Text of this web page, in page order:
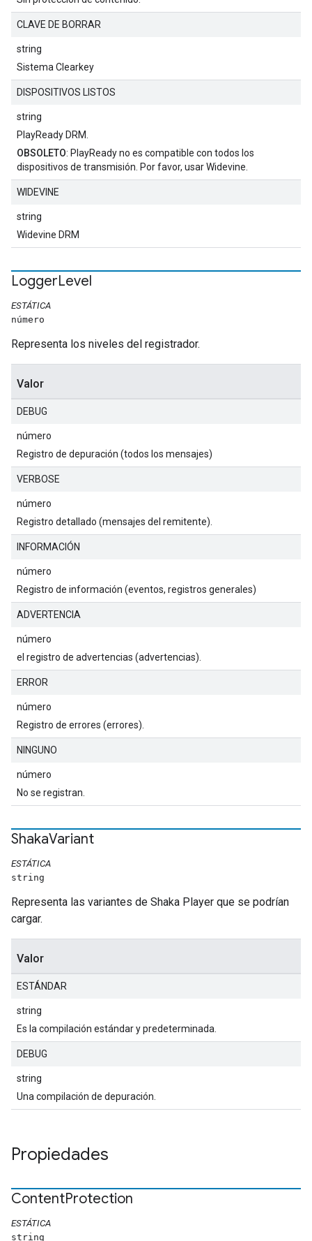
CLAVE DE BORRAR
string
Sistema Clearkey
DISPOSITIVOS LISTOS
string
PlayReady DRM.
OBSOLETO: PlayReady no es compatible con todos los
dispositivos de transmisión. Por favor, usar Widevine.
WIDEVINE
string
Widevine DRM
LoggerLevel
ESTÁTICA
número
Representa los niveles del registrador.
Valor
DEBUG
número
Registro de depuración (todos los mensajes)
VERBOSE
número
Registro detallado (mensajes del remitente).
INFORMACIÓN
número
Registro de información (eventos, registros generales)
ADVERTENCIA
número
el registro de advertencias (advertencias).
ERROR
número
Registro de errores (errores).
NINGUNO
número
No se registran.
ShakaVariant
ESTÁTICA
string
Representa las variantes de Shaka Player que se podrían
cargar.
Valor
ESTÁNDAR
string
Es la compilación estándar y predeterminada.
DEBUG
string
Una compilación de depuración.
Propiedades
ContentProtection
ESTÁTICA
string